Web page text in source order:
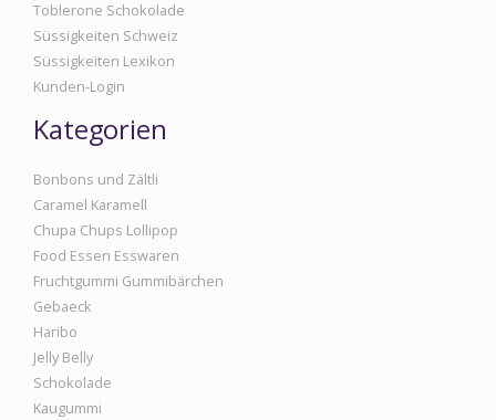
Toblerone Schokolade
Süssigkeiten Schweiz
Süssigkeiten Lexikon
Kunden-Login
Kategorien
Bonbons und Zältli
Caramel Karamell
Chupa Chups Lollipop
Food Essen Esswaren
Fruchtgummi Gummibärchen
Gebaeck
Haribo
Jelly Belly
Schokolade
Kaugummi